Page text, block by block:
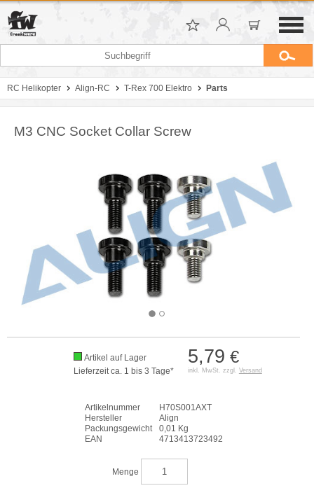
RC Helikopter Align-RC T-Rex 700 Elektro Parts
M3 CNC Socket Collar Screw
5,79 €
inkl. MwSt. zzgl. Versand
Artikel auf Lager
Lieferzeit ca. 1 bis 3 Tage*
Artikelnummer
H70S001AXT
Hersteller
Align
Packungsgewicht
0,01 Kg
EAN
4713413723492
Menge